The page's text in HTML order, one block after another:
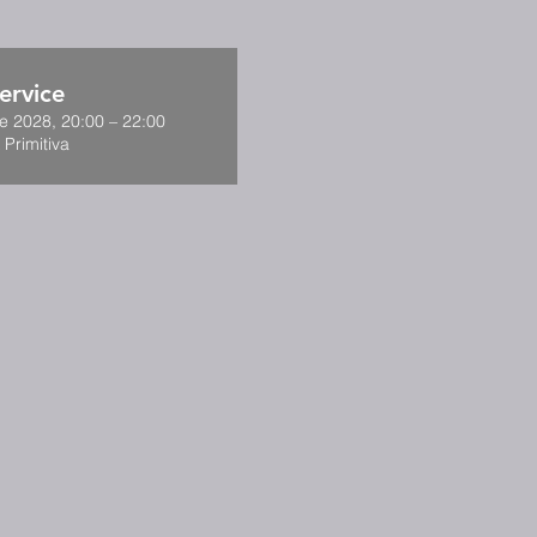
2028, 20:00 – 22:00